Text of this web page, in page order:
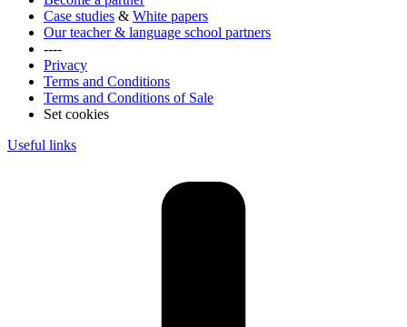
Case studies & White papers
Our teacher & language school partners
----
Privacy
Terms and Conditions
Terms and Conditions of Sale
Set cookies
Useful links